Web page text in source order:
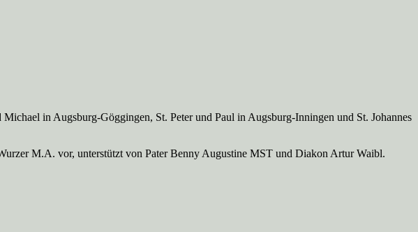
in Augsburg-Göggingen, St. Peter und Paul in Augsburg-Inningen und St. Johannes
M.A. vor, unterstützt von Pater Benny Augustine MST und Diakon Artur Waibl.